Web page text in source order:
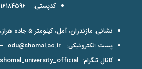
کدپستی: ۴۶۱۶۱۸۴۵۹۶
نشانی: مازندران، آمل، کیلومتر ۵ جاده هراز، دو راهی امامزاده عبدالله
پست الکترونیکی:
– edu@shomal.ac.ir
کانال تلگرام: shomal_university_official@